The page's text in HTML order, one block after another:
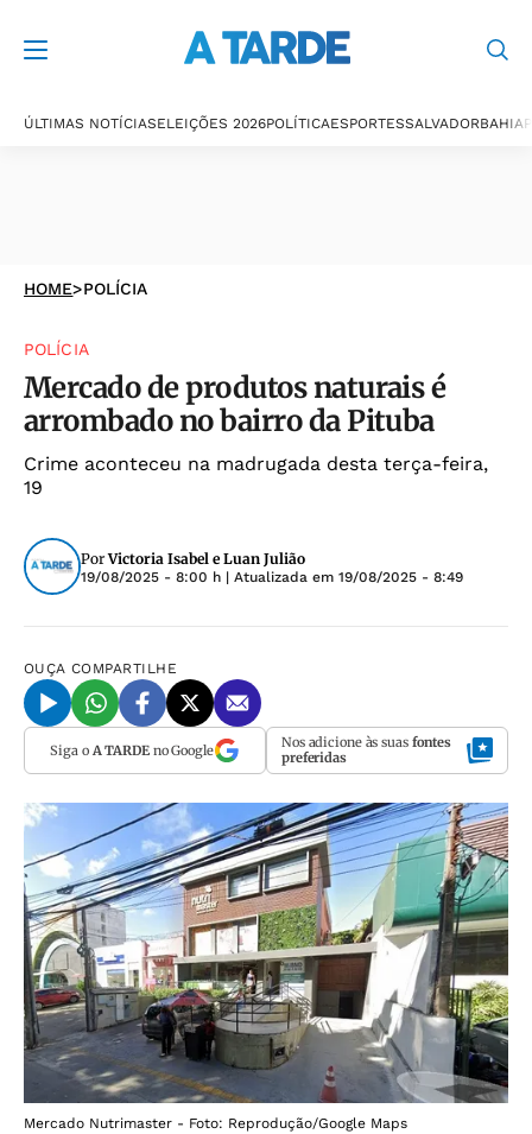
ÚLTIMAS NOTÍCIASELEIÇÕES 2026POLÍTICAESPORTESSALVADORBAHIA
HOME>POLÍCIA
POLÍCIA
Mercado de produtos naturais é
arrombado no bairro da Pituba
Crime aconteceu na madrugada desta terça-feira,
19
PorVictoria Isabel e Luan Julião
19/08/2025 - 8:00 h | Atualizada em 19/08/2025 - 8:49
OUÇA COMPARTILHE
Siga o A TARDEno Google Nos adicione às suas fontes
preferidas
Mercado Nutrimaster - Foto: Reprodução/Google Maps